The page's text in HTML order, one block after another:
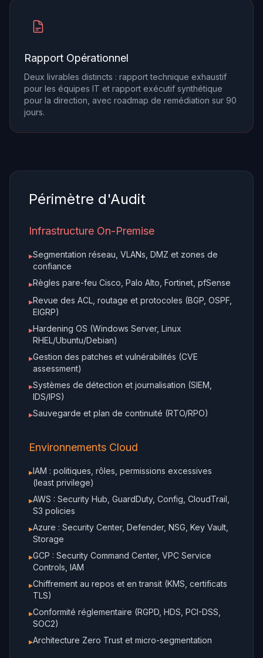
Rapport Opérationnel
Deux livrables distincts : rapport technique exhaustif
pour les équipes IT et rapport exécutif synthétique
pour la direction, avec roadmap de remédiation sur 90
jours.
Périmètre d'Audit
Infrastructure On-Premise
▸Segmentation réseau, VLANs, DMZ et zones de
confiance
▸Règles pare-feu Cisco, Palo Alto, Fortinet, pfSense
▸Revue des ACL, routage et protocoles (BGP, OSPF,
EIGRP)
▸Hardening OS (Windows Server, Linux
RHEL/Ubuntu/Debian)
▸Gestion des patches et vulnérabilités (CVE
assessment)
▸Systèmes de détection et journalisation (SIEM,
IDS/IPS)
▸Sauvegarde et plan de continuité (RTO/RPO)
Environnements Cloud
▸IAM : politiques, rôles, permissions excessives
(least privilege)
▸AWS : Security Hub, GuardDuty, Config, CloudTrail,
S3 policies
▸Azure : Security Center, Defender, NSG, Key Vault,
Storage
▸GCP : Security Command Center, VPC Service
Controls, IAM
▸Chiffrement au repos et en transit (KMS, certificats
TLS)
▸Conformité réglementaire (RGPD, HDS, PCI-DSS,
SOC2)
▸Architecture Zero Trust et micro-segmentation